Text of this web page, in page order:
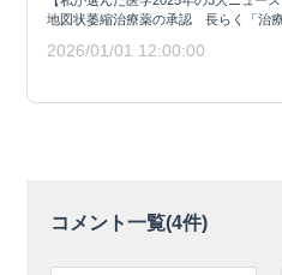
地図状萎縮治療薬の承認 長らく「治療
2026/01/01 12:00:00
コメント一覧(4件)